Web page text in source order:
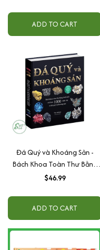
ADD TO CART
Đá Quý và Khoáng Sản -
Bách Khoa Toàn Thư Bằng
Hình Ảnh, Bìa Cứng, In Màu
$46.99
ADD TO CART